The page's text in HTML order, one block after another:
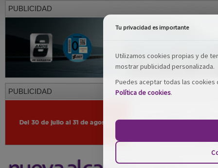
PUBLICIDAD
PUBLICIDAD
Tu privacidad es importante
Utilizamos cookies propias y de
mostrar publicidad personalizada.
Puedes aceptar todas las
Política de cookies.